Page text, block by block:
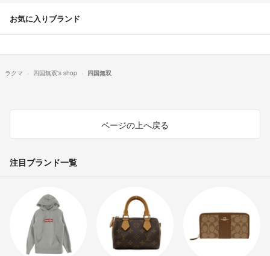
お気に入りブランド
ラクマ 四国無双's shop 四国無双
ページの上へ戻る
注目ブランド一覧